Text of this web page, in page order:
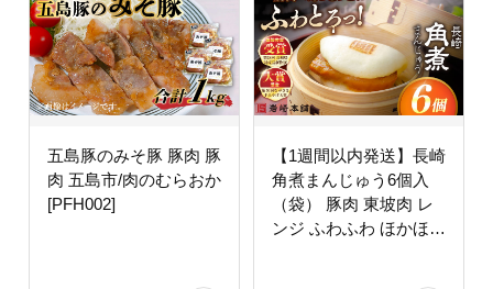
五島豚のみそ豚 豚肉 豚
肉 五島市/肉のむらおか
[PFH002]
【1週間以内発送】長崎
角煮まんじゅう6個入
（袋） 豚肉 東坡肉 レ
ンジ ふわふわ ほかほか